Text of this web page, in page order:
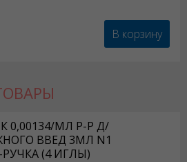
В корзину
0,00134/МЛ Р-Р Д/
ВВЕД 3МЛ N1
(4 ИГЛЫ)